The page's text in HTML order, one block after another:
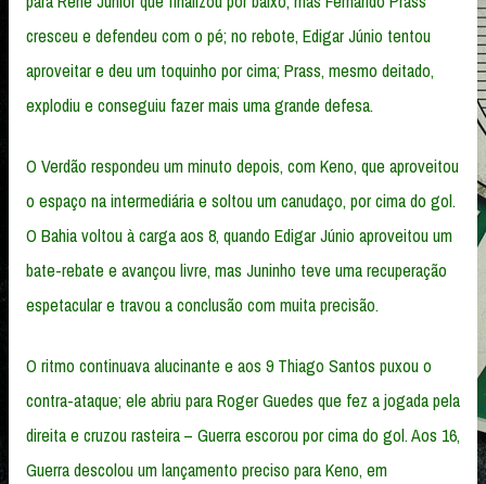
cresceu e defendeu com o pé; no rebote, Edigar Júnio tentou
aproveitar e deu um toquinho por cima; Prass, mesmo deitado,
explodiu e conseguiu fazer mais uma grande defesa.
O Verdão respondeu um minuto depois, com Keno, que aproveitou
o espaço na intermediária e soltou um canudaço, por cima do gol.
O Bahia voltou à carga aos 8, quando Edigar Júnio aproveitou um
bate-rebate e avançou livre, mas Juninho teve uma recuperação
espetacular e travou a conclusão com muita precisão.
O ritmo continuava alucinante e aos 9 Thiago Santos puxou o
contra-ataque; ele abriu para Roger Guedes que fez a jogada pela
direita e cruzou rasteira – Guerra escorou por cima do gol. Aos 16,
Guerra descolou um lançamento preciso para Keno, em